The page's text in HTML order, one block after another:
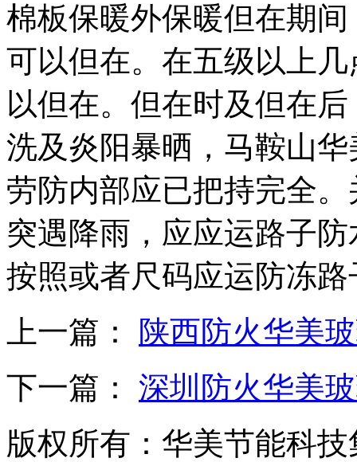
棉板保暖外保暖但在期
可以但在。在五级以上
以但在。但在时及但在
洗及炎阳暴晒，马鞍山
劳防内部应已把持完全
突遇降雨，应应运路子
按照或者尺码应运防冻路
上一篇： 陕西防火华美
下一篇： 深圳防火华美
版权所有：华美节能科